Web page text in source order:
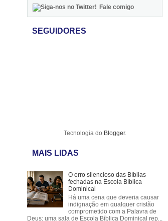
Fale comigo
SEGUIDORES
Tecnologia do Blogger.
MAIS LIDAS
O erro silencioso das Bíblias
fechadas na Escola Bíblica
Dominical
Há uma cena que deveria causar
indignação em qualquer cristão
comprometido com a Palavra de
Deus: uma sala de Escola Bíblica Dominical rep...